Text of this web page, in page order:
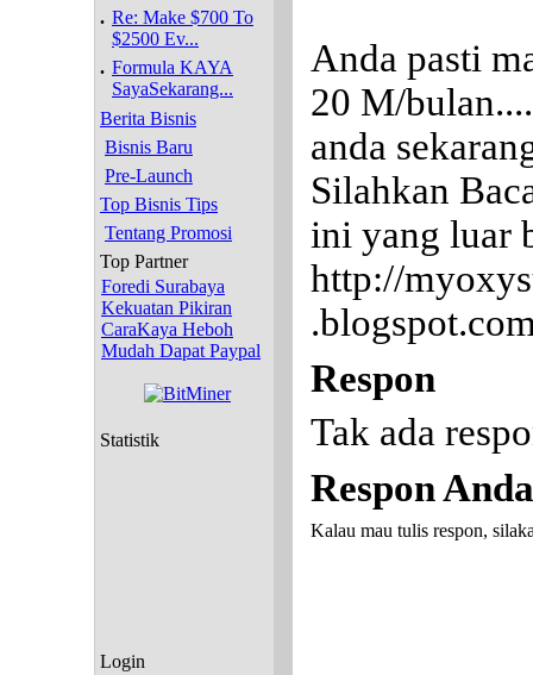
. Re: Make $700 To
$2500 Ev...
. Formula KAYA
SayaSekarang...
Berita Bisnis
Bisnis Baru
Pre-Launch
Top Bisnis Tips
Tentang Promosi
Top Partner
Foredi Surabaya
Kekuatan Pikiran
CaraKaya Heboh
Mudah Dapat Paypal
Statistik
Login
Anda pasti
20 M/
anda
Silahkan
ini yang luar
http://
Respon
Tak ada
Respon
Kalau mau tulis respon,